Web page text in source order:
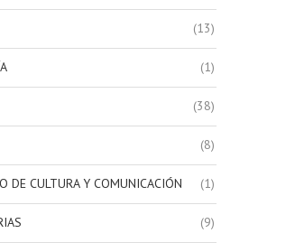
(13)
(1)
(38)
(8)
DE CULTURA Y COMUNICACIÓN (1)
(9)